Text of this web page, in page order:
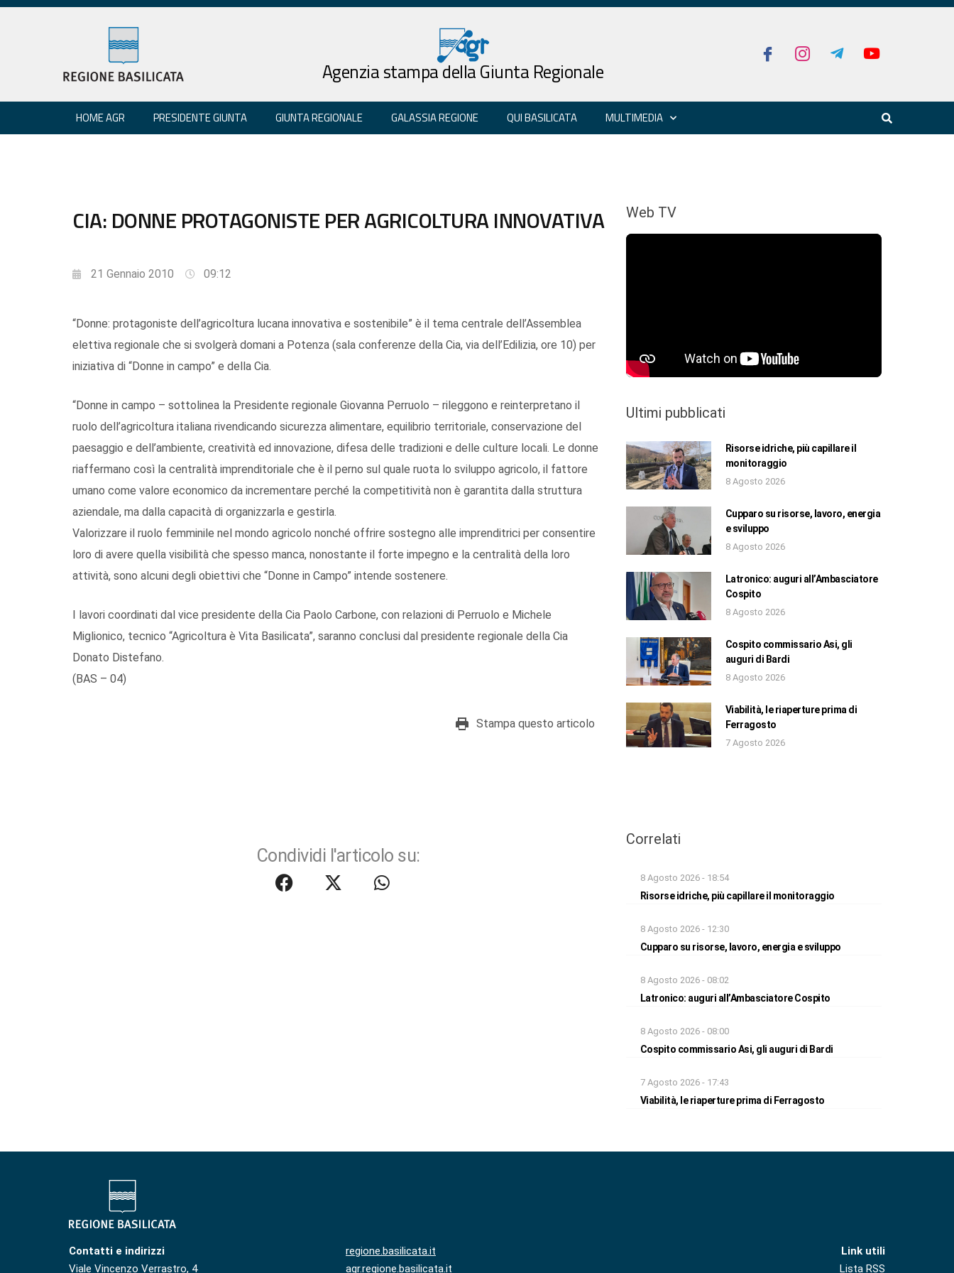
Agenzia stampa della Giunta Regionale
HOME AGR PRESIDENTE GIUNTA GIUNTA REGIONALE GALASSIA REGIONE QUI BASILICATA MULTIMEDIA
CIA: DONNE PROTAGONISTE PER AGRICOLTURA INNOVATIVA
21 Gennaio 2010 09:12
“Donne: protagoniste dell’agricoltura lucana innovativa e sostenibile” è il tema centrale dell’Assemblea
elettiva regionale che si svolgerà domani a Potenza (sala conferenze della Cia, via dell’Edilizia, ore 10) per
iniziativa di “Donne in campo” e della Cia.
“Donne in campo – sottolinea la Presidente regionale Giovanna Perruolo – rileggono e reinterpretano il
ruolo dell’agricoltura italiana rivendicando sicurezza alimentare, equilibrio territoriale, conservazione del
paesaggio e dell’ambiente, creatività ed innovazione, difesa delle tradizioni e delle culture locali. Le donne
riaffermano così la centralità imprenditoriale che è il perno sul quale ruota lo sviluppo agricolo, il fattore
umano come valore economico da incrementare perché la competitività non è garantita dalla struttura
aziendale, ma dalla capacità di organizzarla e gestirla.
Valorizzare il ruolo femminile nel mondo agricolo nonché offrire sostegno alle imprenditrici per consentire
loro di avere quella visibilità che spesso manca, nonostante il forte impegno e la centralità della loro
attività, sono alcuni degli obiettivi che “Donne in Campo” intende sostenere.
I lavori coordinati dal vice presidente della Cia Paolo Carbone, con relazioni di Perruolo e Michele
Miglionico, tecnico “Agricoltura è Vita Basilicata”, saranno conclusi dal presidente regionale della Cia
Donato Distefano.
(BAS – 04)
Stampa questo articolo
Condividi l'articolo su:
Web TV
Ultimi pubblicati
Risorse idriche, più capillare il
monitoraggio
8 Agosto 2026
Cupparo su risorse, lavoro, energia
e sviluppo
8 Agosto 2026
Latronico: auguri all’Ambasciatore
Cospito
8 Agosto 2026
Cospito commissario Asi, gli
auguri di Bardi
8 Agosto 2026
Viabilità, le riaperture prima di
Ferragosto
7 Agosto 2026
Correlati
8 Agosto 2026 - 18:54
Risorse idriche, più capillare il monitoraggio
8 Agosto 2026 - 12:30
Cupparo su risorse, lavoro, energia e sviluppo
8 Agosto 2026 - 08:02
Latronico: auguri all’Ambasciatore Cospito
8 Agosto 2026 - 08:00
Cospito commissario Asi, gli auguri di Bardi
7 Agosto 2026 - 17:43
Viabilità, le riaperture prima di Ferragosto
Contatti e indirizzi
Viale Vincenzo Verrastro, 4
regione.basilicata.it
agr.regione.basilicata.it
Link utili
Lista RSS